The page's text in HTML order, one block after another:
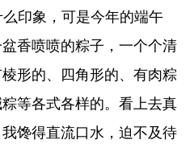
印象，可是今年的端午
香喷喷的粽子，一个个清
形的、四角形的、有肉粽
等各式各样的。看上去真
馋得直流口水，迫不及待